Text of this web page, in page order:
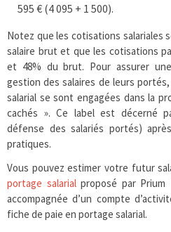
595 € (4 095 + 1 500).
Notez que les cotisations salariales
salaire brut et que les cotisations
et 48% du brut. Pour assurer
gestion des salaires de leurs
salarial se sont engagées dans la
cachés ». Ce label est décerné
défense des salariés portés)
pratiques.
Vous pouvez estimer votre futur
portage salarialproposé par Prium
accompagnée d’un compte
fiche de paie en portage salarial.